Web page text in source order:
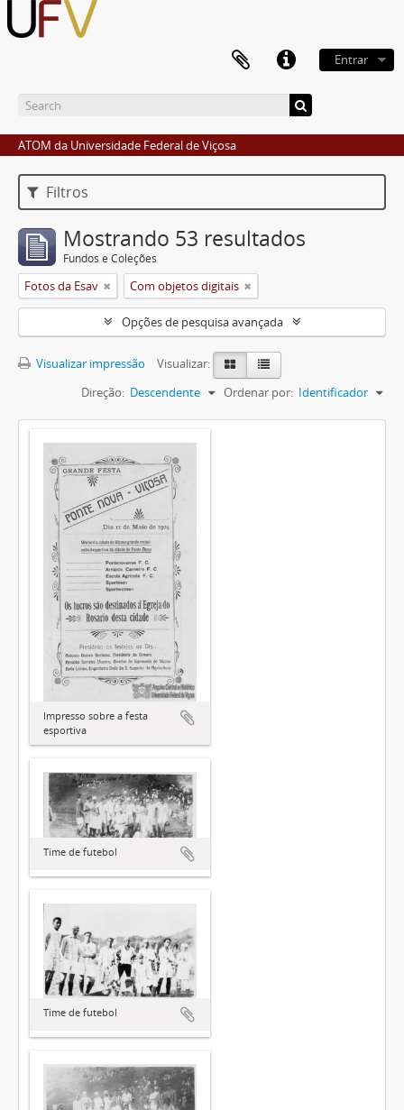
Entrar
ATOM da Universidade Federal de Viçosa
Filtros
Mostrando 53 resultados
Fundos e Coleções
Fotos da Esav Com objetos digitais
Opções de pesquisa avançada
Visualizar impressão
Visualizar:
Ordenar por: Identificador
Direção: Descendente
Impresso sobre a festa
esportiva
Time de futebol
Time de futebol